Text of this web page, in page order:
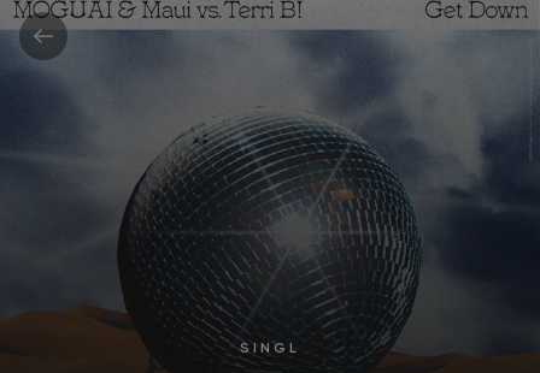
SINGL